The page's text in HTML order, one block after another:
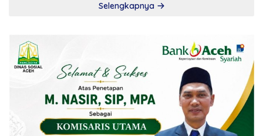
Selengkapnya